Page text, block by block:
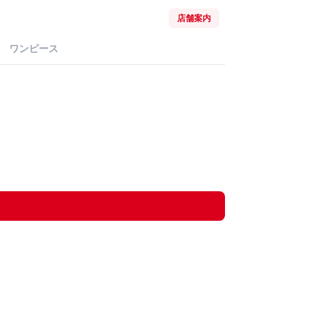
店舗案内
ワンピース